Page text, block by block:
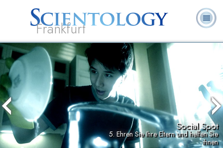
Frankfurt
L. Ron
Hubbard
Was ist
Scientology?
Ehrenamtliche
Geistliche
Häufig gestellte
Fragen
Social Spot
5. Ehren Sie Ihre Eltern und helfen Sie
ihnen